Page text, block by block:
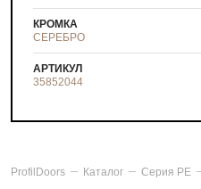
КРОМКА
СЕРЕБРО
АРТИКУЛ
35852044
ProfilDoors Каталог Серия PE